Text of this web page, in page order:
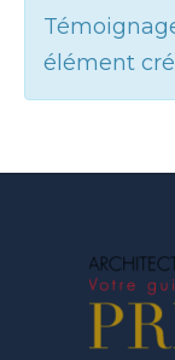
élément